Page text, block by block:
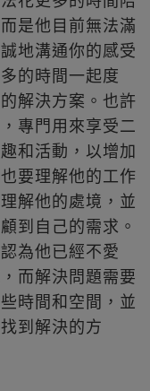
是他目前無法滿
地溝通你的感受
的時間一起度
解決方案。也許
專門用來享受二
和活動，以增加
要理解他的工作
解他的處境，並
到自己的需求。
為他已經不愛
而解決問題需要
時間和空間，並
到解決的方